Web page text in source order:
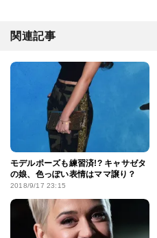
関連記事
モデルポーズも練習済!? キャサゼタ
の娘、色っぽい表情はママ譲り？
2018/9/17 23:15